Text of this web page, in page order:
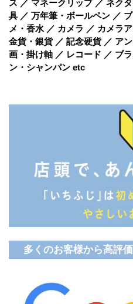
ス ／ マネークリップ ／ ネク
具 ／ 万年筆・ボールペン ／
メ・香水 ／ カメラ ／ カメラ
金貨・銀貨 ／ 記念硬貨 ／ ア
画・掛け軸 ／ レコード ／ ブ
ン・シャンパン etc
多くのお客様から高評